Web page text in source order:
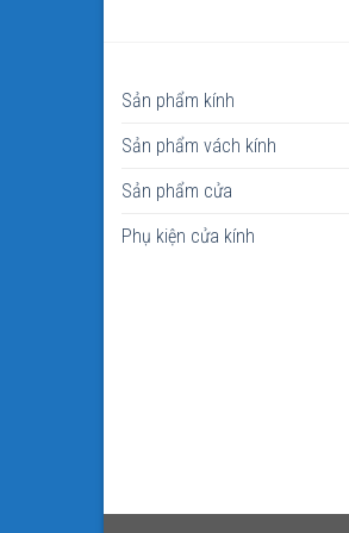
Sản phẩm kính
Sản phẩm vách kính
Sản phẩm cửa
Phụ kiện cửa kính